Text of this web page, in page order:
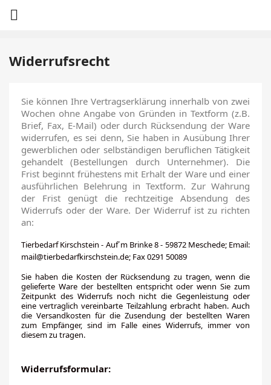

Widerrufsrecht
Sie können Ihre Vertragserklärung innerhalb von zwei
Wochen ohne Angabe von Gründen in Textform (z.B.
Brief, Fax, E-Mail) oder durch Rücksendung der Ware
widerrufen, es sei denn, Sie haben in Ausübung Ihrer
gewerblichen oder selbständigen beruflichen Tätigkeit
gehandelt (Bestellungen durch Unternehmer). Die
Frist beginnt frühestens mit Erhalt der Ware und einer
ausführlichen Belehrung in Textform. Zur Wahrung
der Frist genügt die rechtzeitige Absendung des
Widerrufs oder der Ware. Der Widerruf ist zu richten
an:
Tierbedarf Kirschstein - Auf´m Brinke 8 - 59872 Meschede; Email:
mail@tierbedarfkirschstein.de; Fax 0291 50089
Sie haben die Kosten der Rücksendung zu tragen, wenn die
gelieferte Ware der bestellten entspricht oder wenn Sie zum
Zeitpunkt des Widerrufs noch nicht die Gegenleistung oder
eine vertraglich vereinbarte Teilzahlung erbracht haben. Auch
die Versandkosten für die Zusendung der bestellten Waren
zum Empfänger, sind im Falle eines Widerrufs, immer von
diesem zu tragen.
Widerrufsformular: